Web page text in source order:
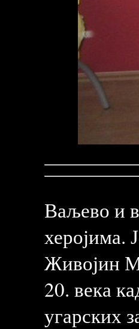
Ваљево и
херојима.
Живојин
20. века
угарских